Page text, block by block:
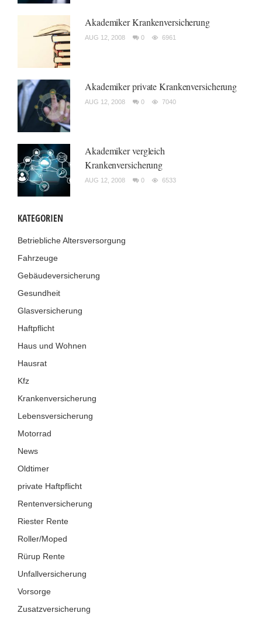
Akademiker Krankenversicherung
AUG 12, 2008 0 6961
Akademiker private Krankenversicherung
AUG 12, 2008 0 7040
Akademiker vergleich
Krankenversicherung
AUG 12, 2008 0 6533
KATEGORIEN
Betriebliche Altersversorgung
Fahrzeuge
Gebäudeversicherung
Gesundheit
Glasversicherung
Haftpflicht
Haus und Wohnen
Hausrat
Kfz
Krankenversicherung
Lebensversicherung
Motorrad
News
Oldtimer
private Haftpflicht
Rentenversicherung
Riester Rente
Roller/Moped
Rürup Rente
Unfallversicherung
Vorsorge
Zusatzversicherung